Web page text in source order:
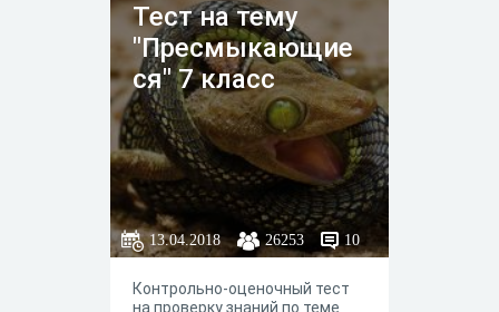
Тест на тему
"Пресмыкающие
ся" 7 класс
13.04.2018 26253 10
Контрольно-оценочный тест
на проверку знаний по теме